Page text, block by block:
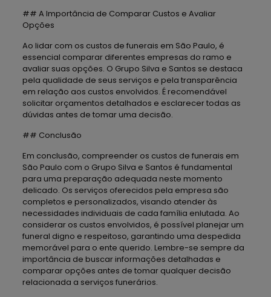
## A Importância de Comparar Custos e Avaliar
Opções
Ao lidar com os custos de funerais em São Paulo, é
essencial comparar diferentes empresas do ramo e
avaliar suas opções. O Grupo Silva e Santos se destaca
pela qualidade de seus serviços e pela transparência
em relação aos custos envolvidos. É recomendável
solicitar orçamentos detalhados e esclarecer todas as
dúvidas antes de tomar uma decisão.
## Conclusão
Em conclusão, compreender os custos de funerais em
São Paulo com o Grupo Silva e Santos é fundamental
para uma preparação adequada neste momento
delicado. Os serviços oferecidos pela empresa são
completos e personalizados, visando atender às
necessidades individuais de cada família enlutada. Ao
considerar os custos envolvidos, é possível planejar um
funeral digno e respeitoso, garantindo uma despedida
memorável para o ente querido. Lembre-se sempre da
importância de buscar informações detalhadas e
comparar opções antes de tomar qualquer decisão
relacionada a serviços funerários.